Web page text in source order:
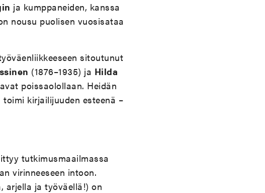
ja kumppaneiden, kanssa
nousu puolisen vuosisataa
sitoutunut
(1876–1935) ja Hilda
poissaolollaan. Heidän
kirjailijuuden esteenä –
tutkimusmaailmassa
virinneeseen intoon.
arjella ja työväellä!) on